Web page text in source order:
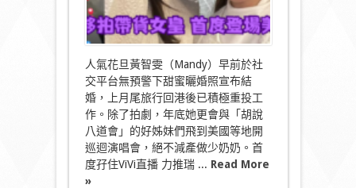
智
雯
夥
拍
帶
貨
女
皇
登
場
美
容
直
人氣花旦黃智雯（Mandy）早前於社
交平台無預警下甜蜜曬婚照宣布結
婚，上月尾旅行回港後已積極重投工
作。除了拍劇，年底她更會與「胡說
八道會」的好姊妹們飛到美國等地開
巡迴演唱會，絕不減產做少奶奶。首
度孖住ViVi直播 力推瑞 ... Read More
»